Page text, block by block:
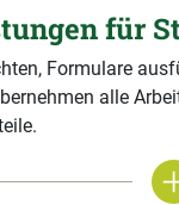
für
Formulare
alle